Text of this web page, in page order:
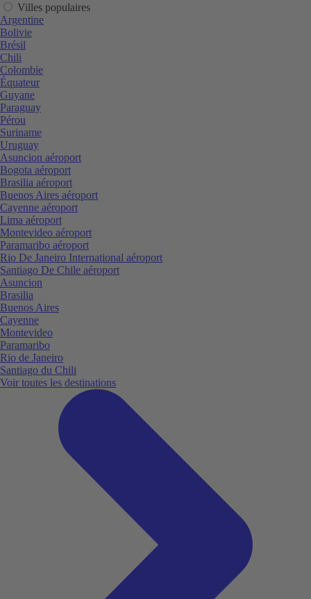
Villes populaires
Argentine
Bolivie
Brésil
Chili
Colombie
Équateur
Guyane
Paraguay
Pérou
Suriname
Uruguay
Asuncion aéroport
Bogota aéroport
Brasilia aéroport
Buenos Aires aéroport
Cayenne aéroport
Lima aéroport
Montevideo aéroport
Paramaribo aéroport
Rio De Janeiro International aéroport
Santiago De Chile aéroport
Asuncion
Brasilia
Buenos Aires
Cayenne
Montevideo
Paramaribo
Rio de Janeiro
Santiago du Chili
Voir toutes les destinations